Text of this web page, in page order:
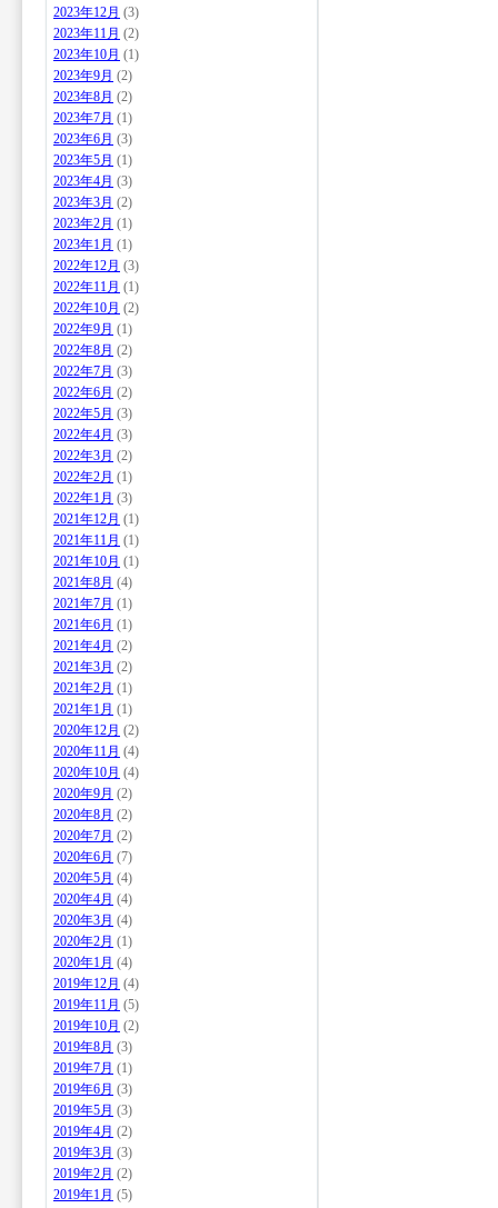
2023年12月 (3)
2023年11月 (2)
2023年10月 (1)
2023年9月 (2)
2023年8月 (2)
2023年7月 (1)
2023年6月 (3)
2023年5月 (1)
2023年4月 (3)
2023年3月 (2)
2023年2月 (1)
2023年1月 (1)
2022年12月 (3)
2022年11月 (1)
2022年10月 (2)
2022年9月 (1)
2022年8月 (2)
2022年7月 (3)
2022年6月 (2)
2022年5月 (3)
2022年4月 (3)
2022年3月 (2)
2022年2月 (1)
2022年1月 (3)
2021年12月 (1)
2021年11月 (1)
2021年10月 (1)
2021年8月 (4)
2021年7月 (1)
2021年6月 (1)
2021年4月 (2)
2021年3月 (2)
2021年2月 (1)
2021年1月 (1)
2020年12月 (2)
2020年11月 (4)
2020年10月 (4)
2020年9月 (2)
2020年8月 (2)
2020年7月 (2)
2020年6月 (7)
2020年5月 (4)
2020年4月 (4)
2020年3月 (4)
2020年2月 (1)
2020年1月 (4)
2019年12月 (4)
2019年11月 (5)
2019年10月 (2)
2019年8月 (3)
2019年7月 (1)
2019年6月 (3)
2019年5月 (3)
2019年4月 (2)
2019年3月 (3)
2019年2月 (2)
2019年1月 (5)